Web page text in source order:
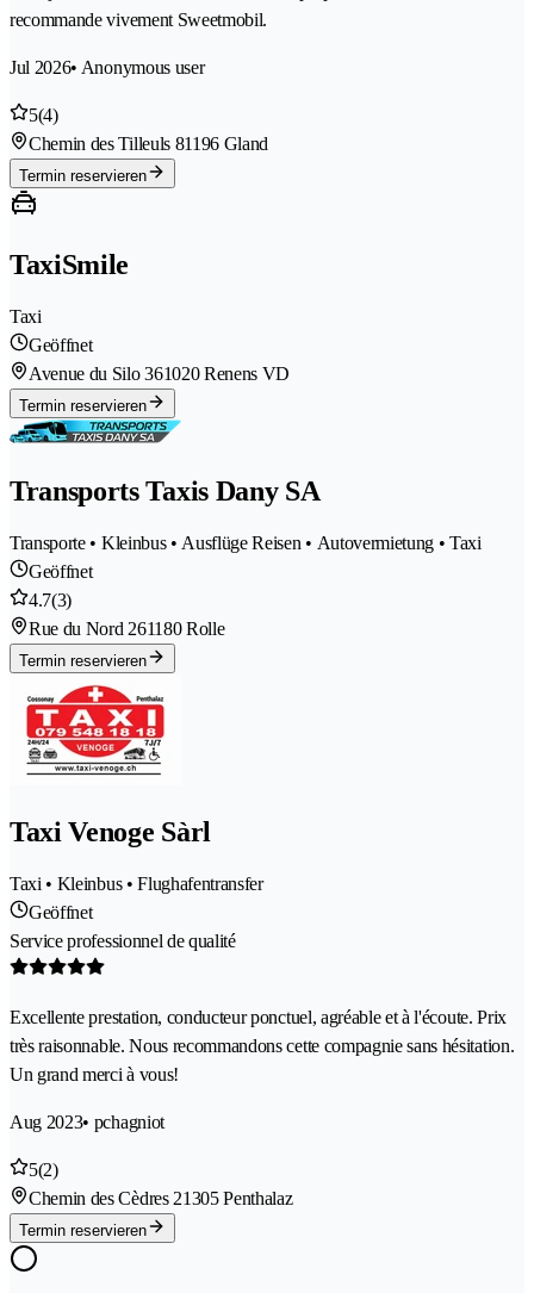
recommande vivement Sweetmobil.
Jul 2026• Anonymous user
5(4)
Chemin des Tilleuls 81196 Gland
Termin reservieren
TaxiSmile
Taxi
Geöffnet
Avenue du Silo 361020 Renens VD
Termin reservieren
Transports Taxis Dany SA
Transporte • Kleinbus • Ausflüge Reisen • Autovermietung • Taxi
Geöffnet
4.7(3)
Rue du Nord 261180 Rolle
Termin reservieren
Taxi Venoge Sàrl
Taxi • Kleinbus • Flughafentransfer
Geöffnet
Service professionnel de qualité
Excellente prestation, conducteur ponctuel, agréable et à l'écoute. Prix
très raisonnable. Nous recommandons cette compagnie sans hésitation.
Un grand merci à vous!
Aug 2023• pchagniot
5(2)
Chemin des Cèdres 21305 Penthalaz
Termin reservieren